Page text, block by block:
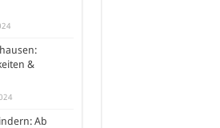
&
Ab